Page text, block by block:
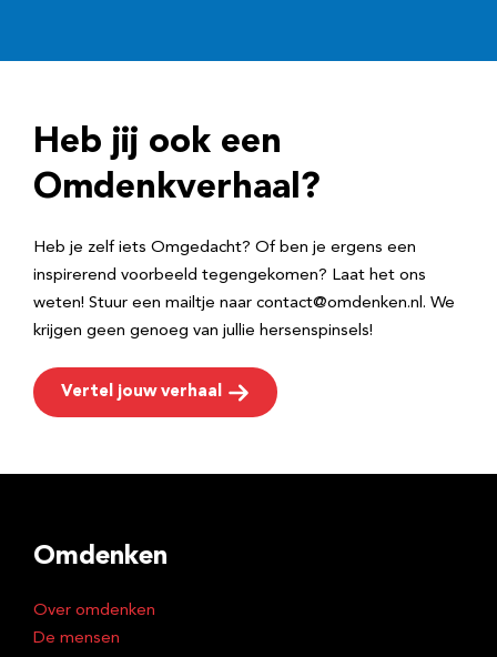
r
e
Heb jij ook een
Omdenkverhaal?
Heb je zelf iets Omgedacht? Of ben je ergens een
inspirerend voorbeeld tegengekomen? Laat het ons
weten! Stuur een mailtje naar contact@omdenken.nl. We
krijgen geen genoeg van jullie hersenspinsels!
Vertel jouw verhaal
Omdenken
Over omdenken
De mensen